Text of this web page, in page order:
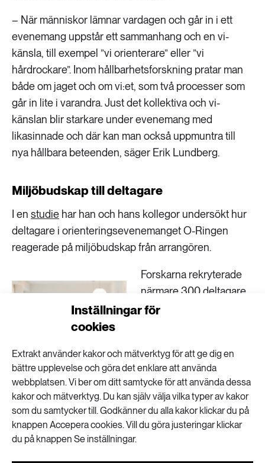
Inställningar för
cookies
Extrakt använder kakor och mätverktyg för att ge dig en
bättre upplevelse och göra det enklare att använda
webbplatsen. Vi ber om ditt samtycke för att använda dessa
kakor och mätverktyg. Du kan själv välja vilka typer av kakor
som du samtycker till. Godkänner du alla kakor klickar du på
knappen Accepera cookies. Vill du göra justeringar klickar
du på knappen Se inställningar.
– När människor lämnar vardagen och går in i ett
evenemang uppstår ett sammanhang och en vi-
känsla, till exempel ”vi orienterare” eller ”vi
hårdrockare”. Inom hållbarhetsforskning pratar man
både om jaget och om vi:et, som två processer som
går in lite i varandra. Just det kollektiva och vi-
känslan blir starkare under evenemang med
likasinnade och där kan man också uppmuntra till
nya hållbara beteenden, säger Erik Lundberg.
Miljöbudskap till deltagare
I en studie har han och hans kollegor undersökt hur
deltagare i orienteringsevenemanget O-Ringen
reagerade på miljöbudskap från arrangören.
Erik Lundberg, forskare vid
Forskarna rekryterade
närmare 300 deltagare
och delade in dem i två
ena gruppen ett mejl
med information om hur
de kunde minska sin
miljöpåverkan genom
olika hållbara val.